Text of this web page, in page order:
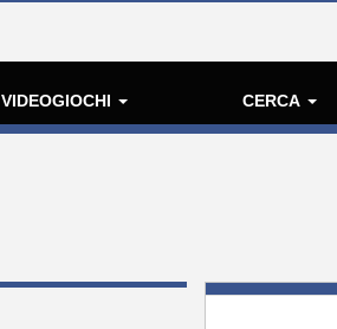
VIDEOGIOCHI CERCA